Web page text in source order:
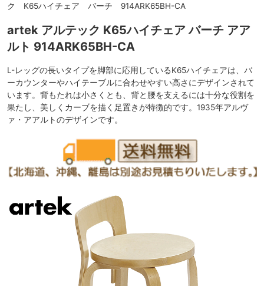
ク K65ハイチェア バーチ 914ARK65BH-CA
artek アルテック K65ハイチェア バーチ アア
ルト 914ARK65BH-CA
L-レッグの長いタイプを脚部に応用しているK65ハイチェアは、バ
ーカウンターやハイテーブルに合わせやすい高さにデザインされて
います。背もたれは小さくとも、背と腰を支えるには十分な役割を
果たし、美しくカーブを描く足置きが特徴的です。1935年アルヴ
ァ・アアルトのデザインです。